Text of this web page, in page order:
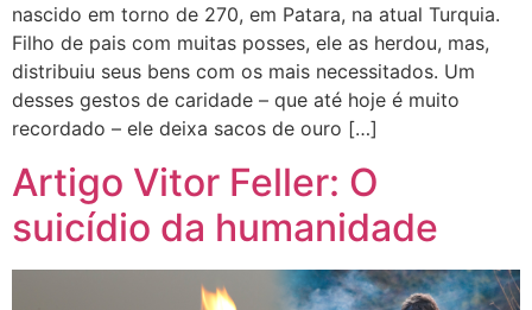
nascido em torno de 270, em Patara, na atual Turquia.
Filho de pais com muitas posses, ele as herdou, mas,
distribuiu seus bens com os mais necessitados. Um
desses gestos de caridade – que até hoje é muito
recordado – ele deixa sacos de ouro […]
Artigo Vitor Feller: O
suicídio da humanidade